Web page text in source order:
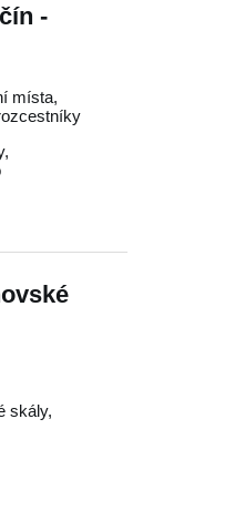
-
místa,
,
skály,